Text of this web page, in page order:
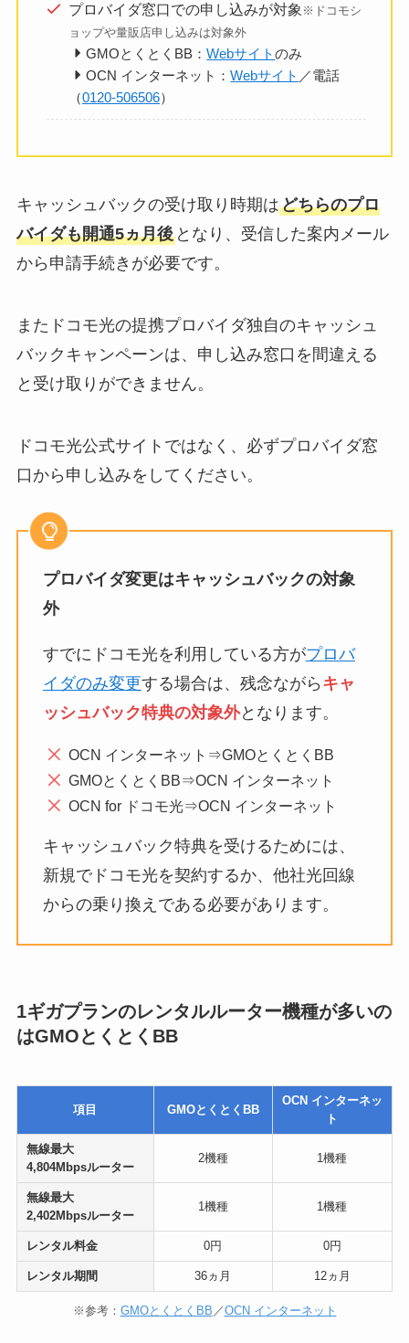
プロバイダ窓口での申し込みが対象 ※ドコモシ
ョップや量販店申し込みは対象外
GMOとくとくBB：Webサイトのみ
OCN インターネット：Webサイト ／電話
（0120-506506）
キャッシュバックの受け取り時期はどちらのプロ
バイダも開通5ヵ月後となり、受信した案内メール
から申請手続きが必要です。
またドコモ光の提携プロバイダ独自のキャッシュ
バックキャンペーンは、申し込み窓口を間違える
と受け取りができません。
ドコモ光公式サイトではなく、必ずプロバイダ窓
口から申し込みをしてください。
プロバイダ変更はキャッシュバックの対象
外
すでにドコモ光を利用している方がプロバ
イダのみ変更する場合は、残念ながら キャ
ッシュバック特典の対象外となります。
OCN インターネット⇒GMOとくとくBB
GMOとくとくBB⇒OCN インターネット
OCN for ドコモ光⇒OCN インターネット
キャッシュバック特典を受けるためには、
新規でドコモ光を契約するか、他社光回線
からの乗り換えである必要があります。
1ギガプランのレンタルルーター機種が多いの
はGMOとくとくBB
項目 GMOとくとくBB
OCN インターネッ
ト
無線最大
4,804Mbpsルーター
2機種 1機種
無線最大
2,402Mbpsルーター
1機種 1機種
レンタル料金 0円 0円
レンタル期間 36ヵ月 12ヵ月
※参考： GMOとくとくBB ／OCN インターネット